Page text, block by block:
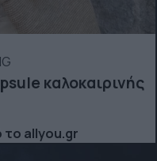
καλοκαιρινής
το allyou.gr